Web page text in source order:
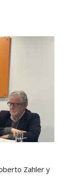
Zahler y